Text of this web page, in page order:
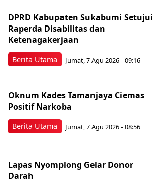
Berita Utama
DPRD Kabupaten Sukabumi Setujui
Raperda Disabilitas dan
Ketenagakerjaan
Jumat, 7 Agu 2026 - 09:16
Berita Utama
Oknum Kades Tamanjaya Ciemas
Positif Narkoba
Jumat, 7 Agu 2026 - 08:56
Lapas Nyomplong Gelar Donor
Darah